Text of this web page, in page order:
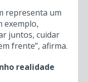
representa um
exemplo,
juntos, cuidar
frente”, afirma.
realidade